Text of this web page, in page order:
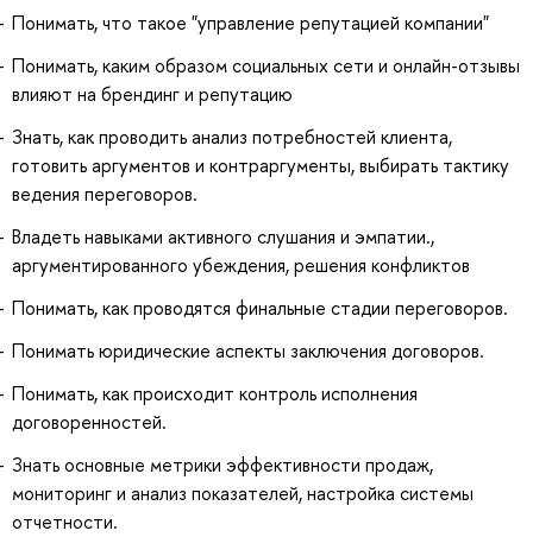
Понимать, что такое "управление репутацией компании"
Понимать, каким образом социальных сети и онлайн-отзывы
влияют на брендинг и репутацию
Знать, как проводить анализ потребностей клиента,
готовить аргументов и контраргументы, выбирать тактику
ведения переговоров.
Владеть навыками активного слушания и эмпатии.,
аргументированного убеждения, решения конфликтов
Понимать, как проводятся финальные стадии переговоров.
Понимать юридические аспекты заключения договоров.
Понимать, как происходит контроль исполнения
договоренностей.
Знать основные метрики эффективности продаж,
мониторинг и анализ показателей, настройка системы
отчетности.